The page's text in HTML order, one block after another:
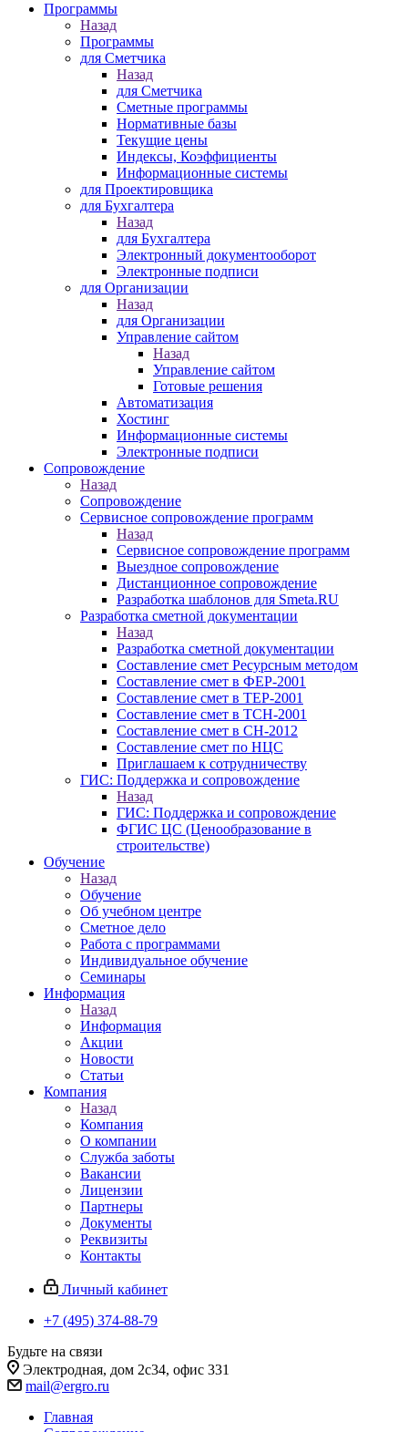
Программы
Назад
Программы
для Сметчика
Назад
для Сметчика
Сметные программы
Нормативные базы
Текущие цены
Индексы, Коэффициенты
Информационные системы
для Проектировщика
для Бухгалтера
Назад
для Бухгалтера
Электронный документооборот
Электронные подписи
для Организации
Назад
для Организации
Управление сайтом
Назад
Управление сайтом
Готовые решения
Автоматизация
Хостинг
Информационные системы
Электронные подписи
Сопровождение
Назад
Сопровождение
Сервисное сопровождение программ
Назад
Сервисное сопровождение программ
Выездное сопровождение
Дистанционное сопровождение
Разработка шаблонов для Smeta.RU
Разработка сметной документации
Назад
Разработка сметной документации
Составление смет Ресурсным методом
Составление смет в ФЕР-2001
Составление смет в ТЕР-2001
Составление смет в ТСН-2001
Составление смет в СН-2012
Составление смет по НЦС
Приглашаем к сотрудничеству
ГИС: Поддержка и сопровождение
Назад
ГИС: Поддержка и сопровождение
ФГИС ЦС (Ценообразование в
строительстве)
Обучение
Назад
Обучение
Об учебном центре
Сметное дело
Работа с программами
Индивидуальное обучение
Семинары
Информация
Назад
Информация
Акции
Новости
Статьи
Компания
Назад
Компания
О компании
Служба заботы
Вакансии
Лицензии
Партнеры
Документы
Реквизиты
Контакты
Личный кабинет
+7 (495) 374-88-79
Будьте на связи
Электродная, дом 2с34, офис 331
mail@ergro.ru
Главная